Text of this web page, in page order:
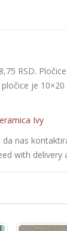
RSD.
je
Ivy
nas
with delivery